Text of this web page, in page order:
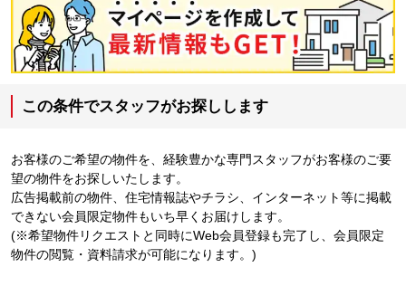
この条件でスタッフがお探しします
お客様のご希望の物件を、経験豊かな専門スタッフがお客様のご要
望の物件をお探しいたします。
広告掲載前の物件、住宅情報誌やチラシ、インターネット等に掲載
できない会員限定物件もいち早くお届けします。
(※希望物件リクエストと同時にWeb会員登録も完了し、会員限定
物件の閲覧・資料請求が可能になります。)